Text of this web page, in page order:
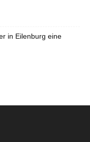
in Eilenburg eine